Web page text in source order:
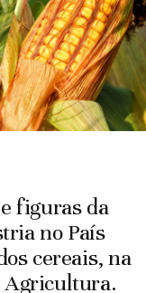
figuras da
no País
cereais, na
Agricultura.